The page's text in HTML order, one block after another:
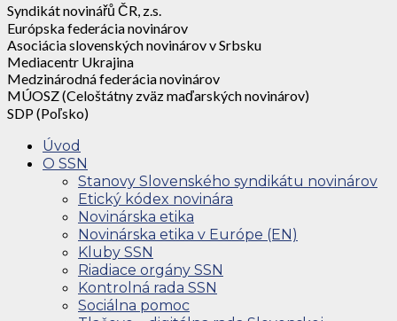
Syndikát novinářů ČR, z.s.
Európska federácia novinárov
Asociácia slovenských novinárov v Srbsku
Mediacentr Ukrajina
Medzinárodná federácia novinárov
MÚOSZ (Celoštátny zväz maďarských novinárov)
SDP (Poľsko)
Úvod
O SSN
Stanovy Slovenského syndikátu novinárov
Etický kódex novinára
Novinárska etika
Novinárska etika v Európe (EN)
Kluby SSN
Riadiace orgány SSN
Kontrolná rada SSN
Sociálna pomoc